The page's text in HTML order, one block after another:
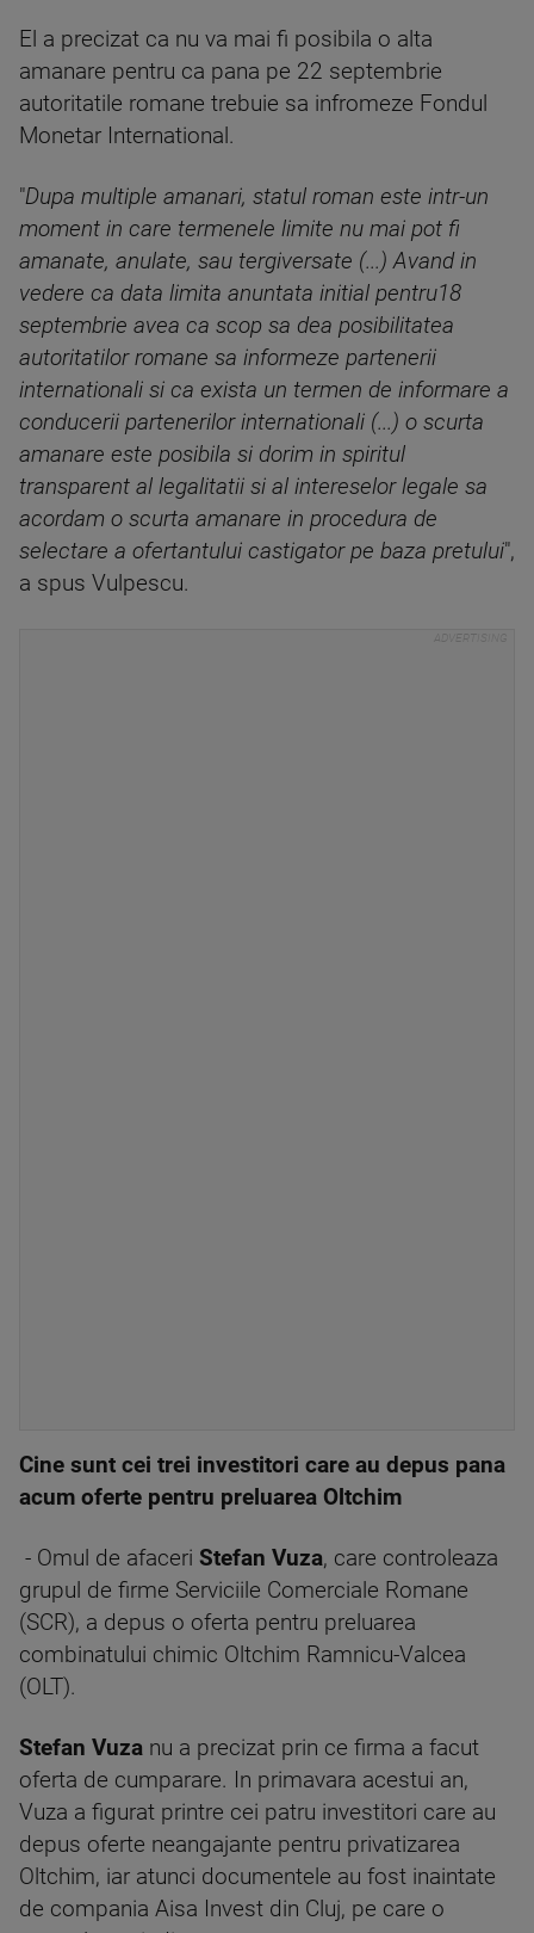
El a precizat ca nu va mai fi posibila o alta
amanare pentru ca pana pe 22 septembrie
autoritatile romane trebuie sa infromeze Fondul
Monetar International.
"Dupa multiple amanari, statul roman este intr-un
moment in care termenele limite nu mai pot fi
amanate, anulate, sau tergiversate (...) Avand in
vedere ca data limita anuntata initial pentru18
septembrie avea ca scop sa dea posibilitatea
autoritatilor romane sa informeze partenerii
internationali si ca exista un termen de informare a
conducerii partenerilor internationali (...) o scurta
amanare este posibila si dorim in spiritul
transparent al legalitatii si al intereselor legale sa
acordam o scurta amanare in procedura de
selectare a ofertantului castigator pe baza pretului",
a spus Vulpescu.
Cine sunt cei trei investitori care au depus pana
acum oferte pentru preluarea Oltchim
- Omul de afaceri Stefan Vuza, care controleaza
grupul de firme Serviciile Comerciale Romane
(SCR), a depus o oferta pentru preluarea
combinatului chimic Oltchim Ramnicu-Valcea
(OLT).
Stefan Vuza nu a precizat prin ce firma a facut
oferta de cumparare. In primavara acestui an,
Vuza a figurat printre cei patru investitori care au
depus oferte neangajante pentru privatizarea
Oltchim, iar atunci documentele au fost inaintate
de compania Aisa Invest din Cluj, pe care o